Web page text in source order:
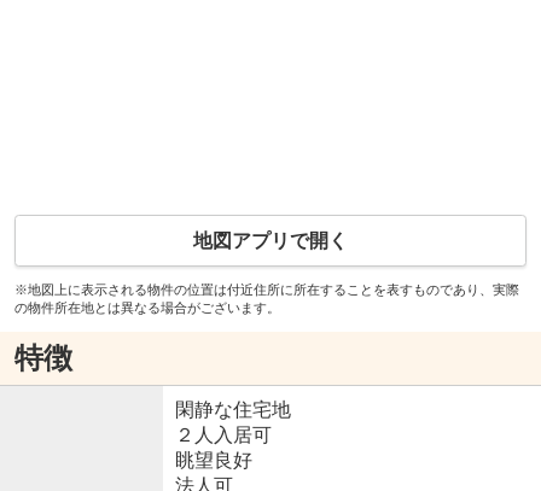
地図アプリで開く
※地図上に表示される物件の位置は付近住所に所在することを表すものであり、実際
の物件所在地とは異なる場合がございます。
特徴
閑静な住宅地
２人入居可
眺望良好
法人可